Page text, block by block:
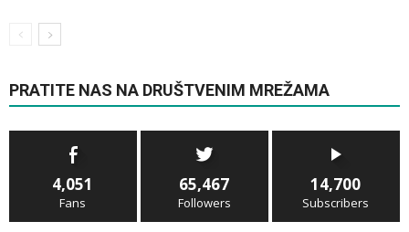
PRATITE NAS NA DRUŠTVENIM MREŽAMA
4,051
Fans
65,467
Followers
14,700
Subscribers